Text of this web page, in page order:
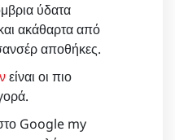
ύδατα
ακάθαρτα από
αποθήκες.
είναι οι πιο
στο Google my